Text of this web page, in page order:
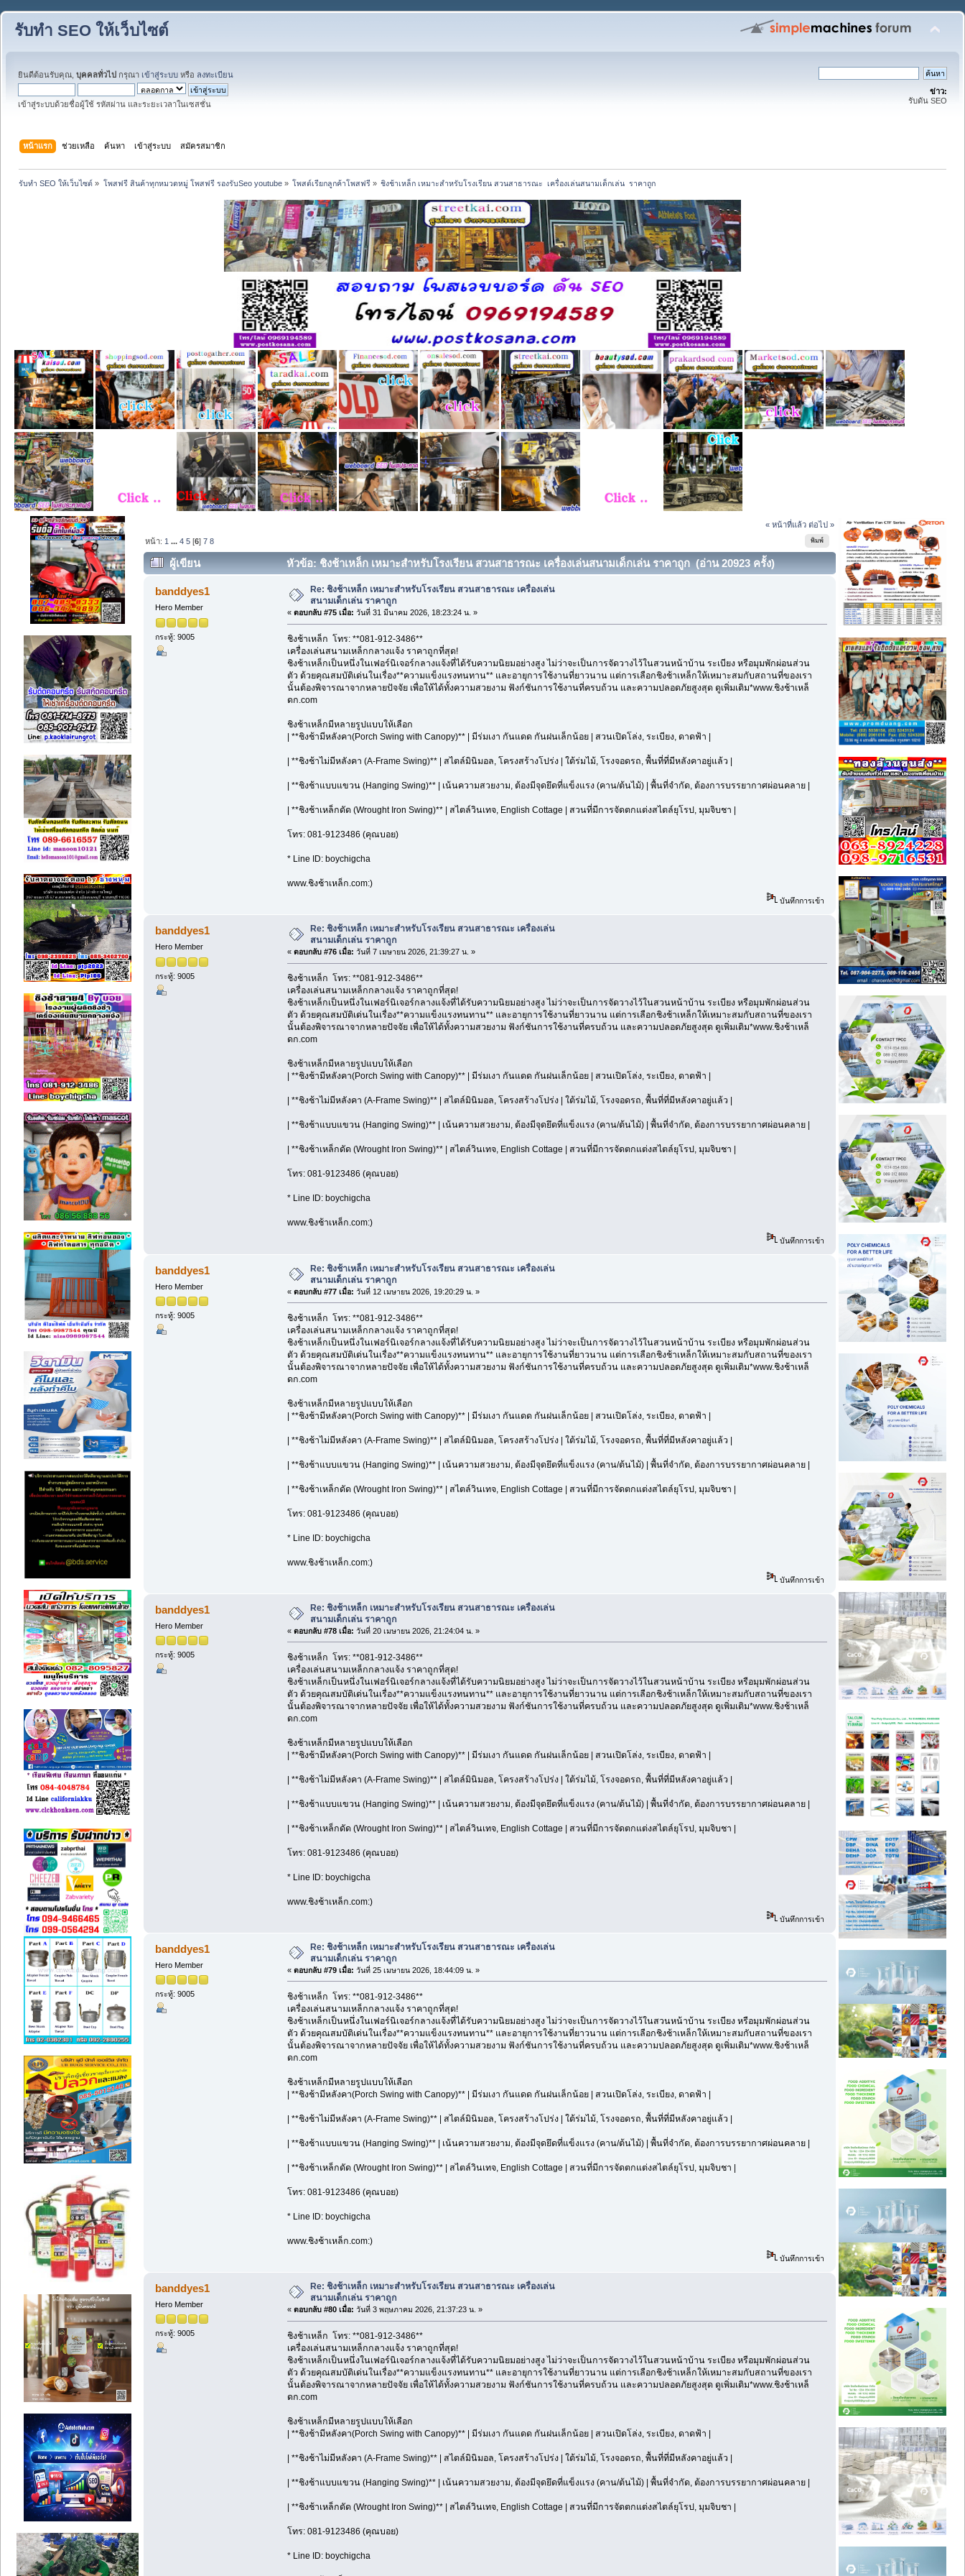
รับทำ SEO ให้เว็บไซต์
ยินดีต้อนรับคุณ, บุคคลทั่วไป กรุณา เข้าสู่ระบบ หรือ ลงทะเบียน
เข้าสู่ระบบด้วยชื่อผู้ใช้ รหัสผ่าน และระยะเวลาในเซสชั่น
ข่าว:
รับดัน SEO
หน้าแรก ช่วยเหลือ ค้นหา เข้าสู่ระบบ สมัครสมาชิก
รับทำ SEO ให้เว็บไซต์ » โพสฟรี สินค้าทุกหมวดหมู่ โพสฟรี รองรับSeo youtube» โพสต์เรียกลูกค้าโพสฟรี» ชิงช้าเหล็ก เหมาะสำหรับโรงเรียน สวนสาธารณะ  เครื่องเล่นสนามเด็กเล่น  ราคาถูก
« หน้าที่แล้ว ต่อไป »
พิมพ์
หน้า: 1 ...4 5 [6]7 8
ผู้เขียน หัวข้อ: ชิงช้าเหล็ก เหมาะสำหรับโรงเรียน สวนสาธารณะ เครื่องเล่นสนามเด็กเล่น ราคาถูก (อ่าน 20923 ครั้ง)
banddyes1
Hero Member
กระทู้: 9005
Re: ชิงช้าเหล็ก เหมาะสำหรับโรงเรียน สวนสาธารณะ เครื่องเล่น
สนามเด็กเล่น ราคาถูก
« ตอบกลับ #75 เมื่อ: วันที่ 31 มีนาคม 2026, 18:23:24 น. »
ชิงช้าเหล็ก โทร: **081-912-3486**
เครื่องเล่นสนามเหล็กกลางแจ้ง ราคาถูกที่สุด!
ชิงช้าเหล็กเป็นหนึ่งในเฟอร์นิเจอร์กลางแจ้งที่ได้รับความนิยมอย่างสูง ไม่ว่าจะเป็นการจัดวางไว้ในสวนหน้าบ้าน ระเบียง หรือมุมพักผ่อนส่วน
ตัว ด้วยคุณสมบัติเด่นในเรื่อง**ความแข็งแรงทนทาน** และอายุการใช้งานที่ยาวนาน แต่การเลือกชิงช้าเหล็กให้เหมาะสมกับสถานที่ของเรา
นั้นต้องพิจารณาจากหลายปัจจัย เพื่อให้ได้ทั้งความสวยงาม ฟังก์ชันการใช้งานที่ครบถ้วน และความปลอดภัยสูงสุด ดูเพิ่มเติม*www.ชิงช้าเหล็
ดก.com
ชิงช้าเหล็กมีหลายรูปแบบให้เลือก
| **ชิงช้ามีหลังคา(Porch Swing with Canopy)** | มีร่มเงา กันแดด กันฝนเล็กน้อย | สวนเปิดโล่ง, ระเบียง, ดาดฟ้า |
| **ชิงช้าไม่มีหลังคา (A-Frame Swing)** | สไตล์มินิมอล, โครงสร้างโปร่ง | ใต้ร่มไม้, โรงจอดรถ, พื้นที่ที่มีหลังคาอยู่แล้ว |
| **ชิงช้าแบบแขวน (Hanging Swing)** | เน้นความสวยงาม, ต้องมีจุดยึดที่แข็งแรง (คาน/ต้นไม้) | พื้นที่จำกัด, ต้องการบรรยากาศผ่อนคลาย |
| **ชิงช้าเหล็กดัด (Wrought Iron Swing)** | สไตล์วินเทจ, English Cottage | สวนที่มีการจัดตกแต่งสไตล์ยุโรป, มุมจิบชา |
โทร: 081-9123486 (คุณบอย)
* Line ID: boychigcha
www.ชิงช้าเหล็ก.com:)
บันทึกการเข้า
banddyes1
Hero Member
กระทู้: 9005
Re: ชิงช้าเหล็ก เหมาะสำหรับโรงเรียน สวนสาธารณะ เครื่องเล่น
สนามเด็กเล่น ราคาถูก
« ตอบกลับ #76 เมื่อ: วันที่ 7 เมษายน 2026, 21:39:27 น. »
ชิงช้าเหล็ก โทร: **081-912-3486**
เครื่องเล่นสนามเหล็กกลางแจ้ง ราคาถูกที่สุด!
ชิงช้าเหล็กเป็นหนึ่งในเฟอร์นิเจอร์กลางแจ้งที่ได้รับความนิยมอย่างสูง ไม่ว่าจะเป็นการจัดวางไว้ในสวนหน้าบ้าน ระเบียง หรือมุมพักผ่อนส่วน
ตัว ด้วยคุณสมบัติเด่นในเรื่อง**ความแข็งแรงทนทาน** และอายุการใช้งานที่ยาวนาน แต่การเลือกชิงช้าเหล็กให้เหมาะสมกับสถานที่ของเรา
นั้นต้องพิจารณาจากหลายปัจจัย เพื่อให้ได้ทั้งความสวยงาม ฟังก์ชันการใช้งานที่ครบถ้วน และความปลอดภัยสูงสุด ดูเพิ่มเติม*www.ชิงช้าเหล็
ดก.com
ชิงช้าเหล็กมีหลายรูปแบบให้เลือก
| **ชิงช้ามีหลังคา(Porch Swing with Canopy)** | มีร่มเงา กันแดด กันฝนเล็กน้อย | สวนเปิดโล่ง, ระเบียง, ดาดฟ้า |
| **ชิงช้าไม่มีหลังคา (A-Frame Swing)** | สไตล์มินิมอล, โครงสร้างโปร่ง | ใต้ร่มไม้, โรงจอดรถ, พื้นที่ที่มีหลังคาอยู่แล้ว |
| **ชิงช้าแบบแขวน (Hanging Swing)** | เน้นความสวยงาม, ต้องมีจุดยึดที่แข็งแรง (คาน/ต้นไม้) | พื้นที่จำกัด, ต้องการบรรยากาศผ่อนคลาย |
| **ชิงช้าเหล็กดัด (Wrought Iron Swing)** | สไตล์วินเทจ, English Cottage | สวนที่มีการจัดตกแต่งสไตล์ยุโรป, มุมจิบชา |
โทร: 081-9123486 (คุณบอย)
* Line ID: boychigcha
www.ชิงช้าเหล็ก.com:)
บันทึกการเข้า
banddyes1
Hero Member
กระทู้: 9005
Re: ชิงช้าเหล็ก เหมาะสำหรับโรงเรียน สวนสาธารณะ เครื่องเล่น
สนามเด็กเล่น ราคาถูก
« ตอบกลับ #77 เมื่อ: วันที่ 12 เมษายน 2026, 19:20:29 น. »
ชิงช้าเหล็ก โทร: **081-912-3486**
เครื่องเล่นสนามเหล็กกลางแจ้ง ราคาถูกที่สุด!
ชิงช้าเหล็กเป็นหนึ่งในเฟอร์นิเจอร์กลางแจ้งที่ได้รับความนิยมอย่างสูง ไม่ว่าจะเป็นการจัดวางไว้ในสวนหน้าบ้าน ระเบียง หรือมุมพักผ่อนส่วน
ตัว ด้วยคุณสมบัติเด่นในเรื่อง**ความแข็งแรงทนทาน** และอายุการใช้งานที่ยาวนาน แต่การเลือกชิงช้าเหล็กให้เหมาะสมกับสถานที่ของเรา
นั้นต้องพิจารณาจากหลายปัจจัย เพื่อให้ได้ทั้งความสวยงาม ฟังก์ชันการใช้งานที่ครบถ้วน และความปลอดภัยสูงสุด ดูเพิ่มเติม*www.ชิงช้าเหล็
ดก.com
ชิงช้าเหล็กมีหลายรูปแบบให้เลือก
| **ชิงช้ามีหลังคา(Porch Swing with Canopy)** | มีร่มเงา กันแดด กันฝนเล็กน้อย | สวนเปิดโล่ง, ระเบียง, ดาดฟ้า |
| **ชิงช้าไม่มีหลังคา (A-Frame Swing)** | สไตล์มินิมอล, โครงสร้างโปร่ง | ใต้ร่มไม้, โรงจอดรถ, พื้นที่ที่มีหลังคาอยู่แล้ว |
| **ชิงช้าแบบแขวน (Hanging Swing)** | เน้นความสวยงาม, ต้องมีจุดยึดที่แข็งแรง (คาน/ต้นไม้) | พื้นที่จำกัด, ต้องการบรรยากาศผ่อนคลาย |
| **ชิงช้าเหล็กดัด (Wrought Iron Swing)** | สไตล์วินเทจ, English Cottage | สวนที่มีการจัดตกแต่งสไตล์ยุโรป, มุมจิบชา |
โทร: 081-9123486 (คุณบอย)
* Line ID: boychigcha
www.ชิงช้าเหล็ก.com:)
บันทึกการเข้า
banddyes1
Hero Member
กระทู้: 9005
Re: ชิงช้าเหล็ก เหมาะสำหรับโรงเรียน สวนสาธารณะ เครื่องเล่น
สนามเด็กเล่น ราคาถูก
« ตอบกลับ #78 เมื่อ: วันที่ 20 เมษายน 2026, 21:24:04 น. »
ชิงช้าเหล็ก โทร: **081-912-3486**
เครื่องเล่นสนามเหล็กกลางแจ้ง ราคาถูกที่สุด!
ชิงช้าเหล็กเป็นหนึ่งในเฟอร์นิเจอร์กลางแจ้งที่ได้รับความนิยมอย่างสูง ไม่ว่าจะเป็นการจัดวางไว้ในสวนหน้าบ้าน ระเบียง หรือมุมพักผ่อนส่วน
ตัว ด้วยคุณสมบัติเด่นในเรื่อง**ความแข็งแรงทนทาน** และอายุการใช้งานที่ยาวนาน แต่การเลือกชิงช้าเหล็กให้เหมาะสมกับสถานที่ของเรา
นั้นต้องพิจารณาจากหลายปัจจัย เพื่อให้ได้ทั้งความสวยงาม ฟังก์ชันการใช้งานที่ครบถ้วน และความปลอดภัยสูงสุด ดูเพิ่มเติม*www.ชิงช้าเหล็
ดก.com
ชิงช้าเหล็กมีหลายรูปแบบให้เลือก
| **ชิงช้ามีหลังคา(Porch Swing with Canopy)** | มีร่มเงา กันแดด กันฝนเล็กน้อย | สวนเปิดโล่ง, ระเบียง, ดาดฟ้า |
| **ชิงช้าไม่มีหลังคา (A-Frame Swing)** | สไตล์มินิมอล, โครงสร้างโปร่ง | ใต้ร่มไม้, โรงจอดรถ, พื้นที่ที่มีหลังคาอยู่แล้ว |
| **ชิงช้าแบบแขวน (Hanging Swing)** | เน้นความสวยงาม, ต้องมีจุดยึดที่แข็งแรง (คาน/ต้นไม้) | พื้นที่จำกัด, ต้องการบรรยากาศผ่อนคลาย |
| **ชิงช้าเหล็กดัด (Wrought Iron Swing)** | สไตล์วินเทจ, English Cottage | สวนที่มีการจัดตกแต่งสไตล์ยุโรป, มุมจิบชา |
โทร: 081-9123486 (คุณบอย)
* Line ID: boychigcha
www.ชิงช้าเหล็ก.com:)
บันทึกการเข้า
banddyes1
Hero Member
กระทู้: 9005
Re: ชิงช้าเหล็ก เหมาะสำหรับโรงเรียน สวนสาธารณะ เครื่องเล่น
สนามเด็กเล่น ราคาถูก
« ตอบกลับ #79 เมื่อ: วันที่ 25 เมษายน 2026, 18:44:09 น. »
ชิงช้าเหล็ก โทร: **081-912-3486**
เครื่องเล่นสนามเหล็กกลางแจ้ง ราคาถูกที่สุด!
ชิงช้าเหล็กเป็นหนึ่งในเฟอร์นิเจอร์กลางแจ้งที่ได้รับความนิยมอย่างสูง ไม่ว่าจะเป็นการจัดวางไว้ในสวนหน้าบ้าน ระเบียง หรือมุมพักผ่อนส่วน
ตัว ด้วยคุณสมบัติเด่นในเรื่อง**ความแข็งแรงทนทาน** และอายุการใช้งานที่ยาวนาน แต่การเลือกชิงช้าเหล็กให้เหมาะสมกับสถานที่ของเรา
นั้นต้องพิจารณาจากหลายปัจจัย เพื่อให้ได้ทั้งความสวยงาม ฟังก์ชันการใช้งานที่ครบถ้วน และความปลอดภัยสูงสุด ดูเพิ่มเติม*www.ชิงช้าเหล็
ดก.com
ชิงช้าเหล็กมีหลายรูปแบบให้เลือก
| **ชิงช้ามีหลังคา(Porch Swing with Canopy)** | มีร่มเงา กันแดด กันฝนเล็กน้อย | สวนเปิดโล่ง, ระเบียง, ดาดฟ้า |
| **ชิงช้าไม่มีหลังคา (A-Frame Swing)** | สไตล์มินิมอล, โครงสร้างโปร่ง | ใต้ร่มไม้, โรงจอดรถ, พื้นที่ที่มีหลังคาอยู่แล้ว |
| **ชิงช้าแบบแขวน (Hanging Swing)** | เน้นความสวยงาม, ต้องมีจุดยึดที่แข็งแรง (คาน/ต้นไม้) | พื้นที่จำกัด, ต้องการบรรยากาศผ่อนคลาย |
| **ชิงช้าเหล็กดัด (Wrought Iron Swing)** | สไตล์วินเทจ, English Cottage | สวนที่มีการจัดตกแต่งสไตล์ยุโรป, มุมจิบชา |
โทร: 081-9123486 (คุณบอย)
* Line ID: boychigcha
www.ชิงช้าเหล็ก.com:)
บันทึกการเข้า
banddyes1
Hero Member
กระทู้: 9005
Re: ชิงช้าเหล็ก เหมาะสำหรับโรงเรียน สวนสาธารณะ เครื่องเล่น
สนามเด็กเล่น ราคาถูก
« ตอบกลับ #80 เมื่อ: วันที่ 3 พฤษภาคม 2026, 21:37:23 น. »
ชิงช้าเหล็ก โทร: **081-912-3486**
เครื่องเล่นสนามเหล็กกลางแจ้ง ราคาถูกที่สุด!
ชิงช้าเหล็กเป็นหนึ่งในเฟอร์นิเจอร์กลางแจ้งที่ได้รับความนิยมอย่างสูง ไม่ว่าจะเป็นการจัดวางไว้ในสวนหน้าบ้าน ระเบียง หรือมุมพักผ่อนส่วน
ตัว ด้วยคุณสมบัติเด่นในเรื่อง**ความแข็งแรงทนทาน** และอายุการใช้งานที่ยาวนาน แต่การเลือกชิงช้าเหล็กให้เหมาะสมกับสถานที่ของเรา
นั้นต้องพิจารณาจากหลายปัจจัย เพื่อให้ได้ทั้งความสวยงาม ฟังก์ชันการใช้งานที่ครบถ้วน และความปลอดภัยสูงสุด ดูเพิ่มเติม*www.ชิงช้าเหล็
ดก.com
ชิงช้าเหล็กมีหลายรูปแบบให้เลือก
| **ชิงช้ามีหลังคา(Porch Swing with Canopy)** | มีร่มเงา กันแดด กันฝนเล็กน้อย | สวนเปิดโล่ง, ระเบียง, ดาดฟ้า |
| **ชิงช้าไม่มีหลังคา (A-Frame Swing)** | สไตล์มินิมอล, โครงสร้างโปร่ง | ใต้ร่มไม้, โรงจอดรถ, พื้นที่ที่มีหลังคาอยู่แล้ว |
| **ชิงช้าแบบแขวน (Hanging Swing)** | เน้นความสวยงาม, ต้องมีจุดยึดที่แข็งแรง (คาน/ต้นไม้) | พื้นที่จำกัด, ต้องการบรรยากาศผ่อนคลาย |
| **ชิงช้าเหล็กดัด (Wrought Iron Swing)** | สไตล์วินเทจ, English Cottage | สวนที่มีการจัดตกแต่งสไตล์ยุโรป, มุมจิบชา |
โทร: 081-9123486 (คุณบอย)
* Line ID: boychigcha